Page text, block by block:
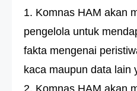
1. Komnas HAM akan
pengelola untuk
fakta mengenai
kaca maupun data lain
2. Komnas HAM akan